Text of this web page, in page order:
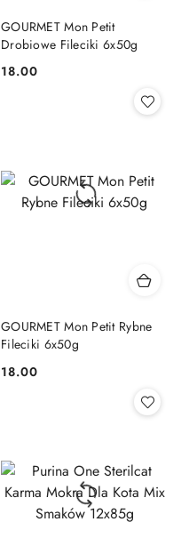
GOURMET Mon Petit
Drobiowe Fileciki 6x50g
Cena:
18.00
GOURMET Mon Petit Rybne
Fileciki 6x50g
Cena:
18.00